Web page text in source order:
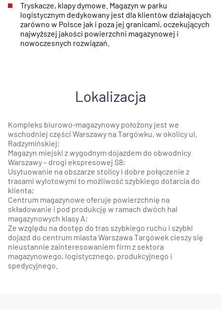
Tryskacze, klapy dymowe. Magazyn w parku
logistycznym dedykowany jest dla klientów działających
zarówno w Polsce jak i poza jej granicami, oczekujących
najwyższej jakości powierzchni magazynowej i
nowoczesnych rozwiązań.
Lokalizacja
Kompleks biurowo-magazynowy położony jest we
wschodniej części Warszawy na Targówku, w okolicy ul.
Radzymińskiej;
Magazyn miejski z wygodnym dojazdem do obwodnicy
Warszawy – drogi ekspresowej S8;
Usytuowanie na obszarze stolicy i dobre połączenie z
trasami wylotowymi to możliwość szybkiego dotarcia do
klienta;
Centrum magazynowe oferuje powierzchnię na
składowanie i pod produkcję w ramach dwóch hal
magazynowych klasy A;
Ze względu na dostęp do tras szybkiego ruchu i szybki
dojazd do centrum miasta Warszawa Targówek cieszy się
nieustannie zainteresowaniem firm z sektora
magazynowego, logistycznego, produkcyjnego i
spedycyjnego.